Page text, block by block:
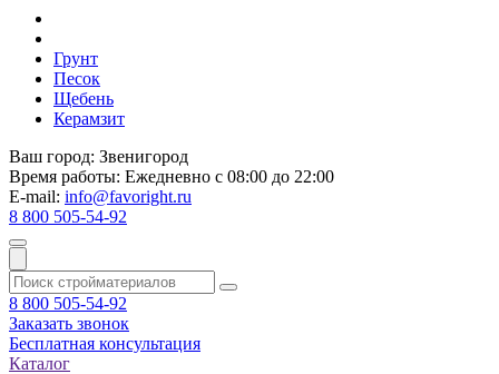
Грунт
Песок
Щебень
Керамзит
Ваш город: Звенигород
Время работы: Ежедневно с 08:00 до 22:00
E-mail: info@favoright.ru
8 800 505-54-92
8 800 505-54-92
Заказать звонок
Бесплатная консультация
Каталог